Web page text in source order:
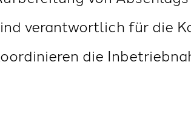
verantwortlich für die
die